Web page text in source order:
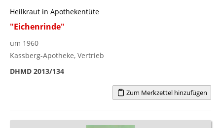
Heilkraut in Apothekentüte
"Eichenrinde"
um 1960
Kassberg-Apotheke, Vertrieb
DHMD 2013/134
Zum Merkzettel hinzufügen